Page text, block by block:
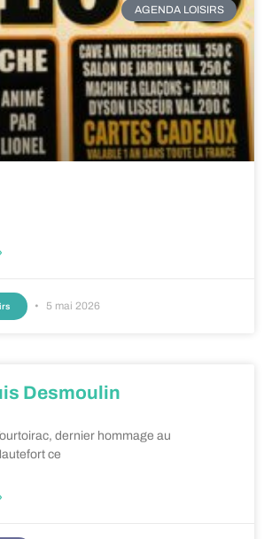
AGENDA LOISIRS
5 mai 2026
Desmoulin
dernier hommage au
ce